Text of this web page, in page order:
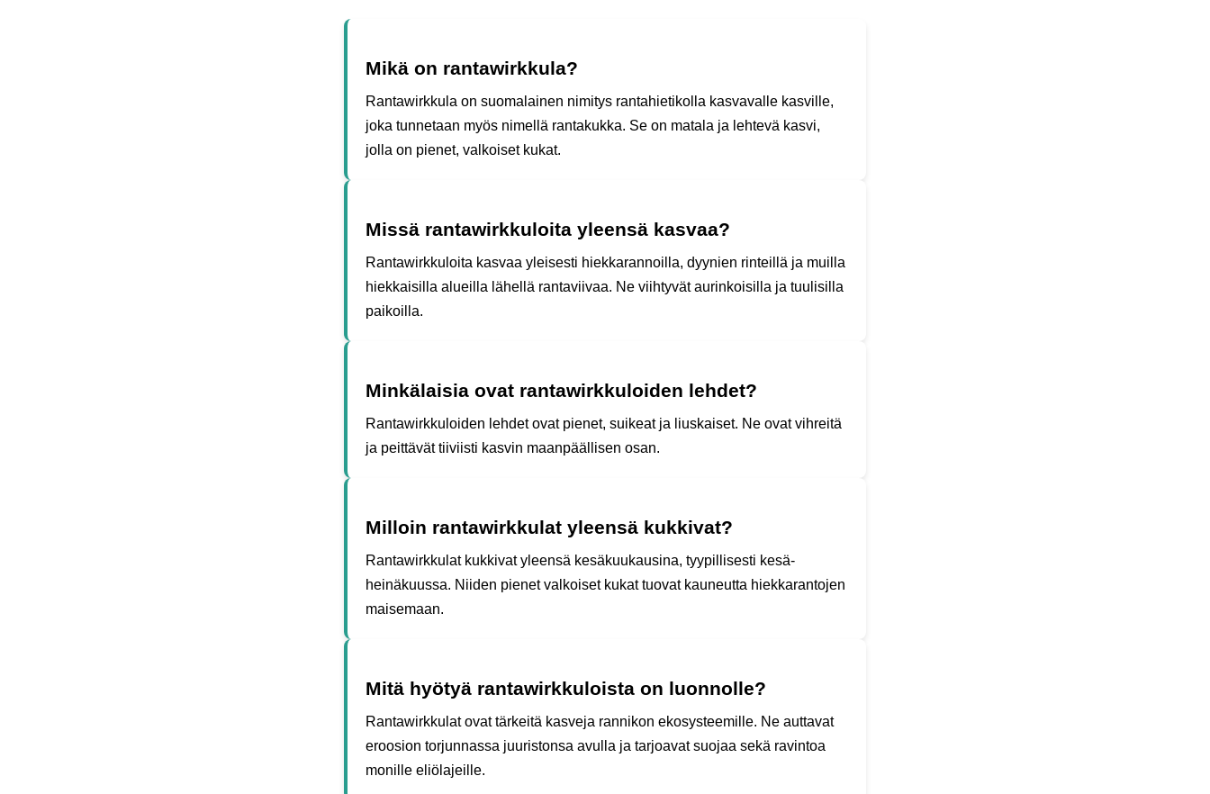
Mikä on rantawirkkula?
Rantawirkkula on suomalainen nimitys rantahietikolla kasvavalle kasville,
joka tunnetaan myös nimellä rantakukka. Se on matala ja lehtevä kasvi,
jolla on pienet, valkoiset kukat.
Missä rantawirkkuloita yleensä kasvaa?
Rantawirkkuloita kasvaa yleisesti hiekkarannoilla, dyynien rinteillä ja muilla
hiekkaisilla alueilla lähellä rantaviivaa. Ne viihtyvät aurinkoisilla ja tuulisilla
paikoilla.
Minkälaisia ovat rantawirkkuloiden lehdet?
Rantawirkkuloiden lehdet ovat pienet, suikeat ja liuskaiset. Ne ovat vihreitä
ja peittävät tiiviisti kasvin maanpäällisen osan.
Milloin rantawirkkulat yleensä kukkivat?
Rantawirkkulat kukkivat yleensä kesäkuukausina, tyypillisesti kesä-
heinäkuussa. Niiden pienet valkoiset kukat tuovat kauneutta hiekkarantojen
maisemaan.
Mitä hyötyä rantawirkkuloista on luonnolle?
Rantawirkkulat ovat tärkeitä kasveja rannikon ekosysteemille. Ne auttavat
eroosion torjunnassa juuristonsa avulla ja tarjoavat suojaa sekä ravintoa
monille eliölajeille.